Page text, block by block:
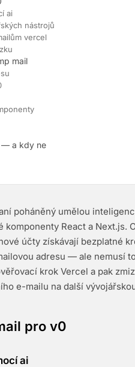
ai
nástrojů
vercel
mail
— a kdy ne
poháněný umělou
React a Next.js.
účty získávají bezplatné
adresu — ale nemusí
krok Vercel a pak
e-mailu na další
pro v0
ai